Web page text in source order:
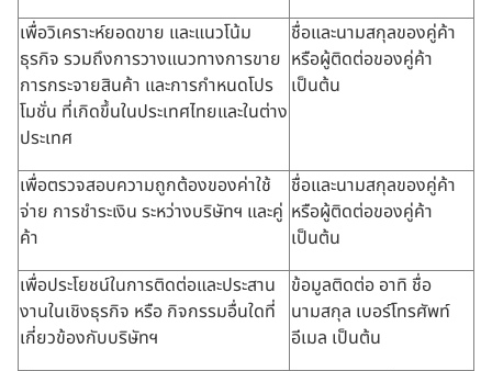
เพื่อวิเคราะห์ยอดขาย และแนวโน้ม
ธุรกิจ รวมถึงการวางแนวทางการขาย
การกระจายสินค้า และการกำหนดโปร
โมชั่น ที่เกิดขึ้นในประเทศไทยและในต่าง
ประเทศ
ชื่อและนามสกุลของคู่ค้า
หรือผู้ติดต่อของคู่ค้า
เป็นต้น
เพื่อตรวจสอบความถูกต้องของค่าใช้
จ่าย การชำระเงิน ระหว่างบริษัทฯ และคู่
ค้า
ชื่อและนามสกุลของคู่ค้า
หรือผู้ติดต่อของคู่ค้า
เป็นต้น
เพื่อประโยชน์ในการติดต่อและประสาน
งานในเชิงธุรกิจ หรือ กิจกรรมอื่นใดที่
เกี่ยวข้องกับบริษัทฯ
ข้อมูลติดต่อ อาทิ ชื่อ
นามสกุล เบอร์โทรศัพท์
อีเมล เป็นต้น